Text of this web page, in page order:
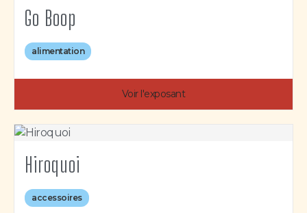
Go Boop
alimentation
Voir l'exposant
Hiroquoi
accessoires